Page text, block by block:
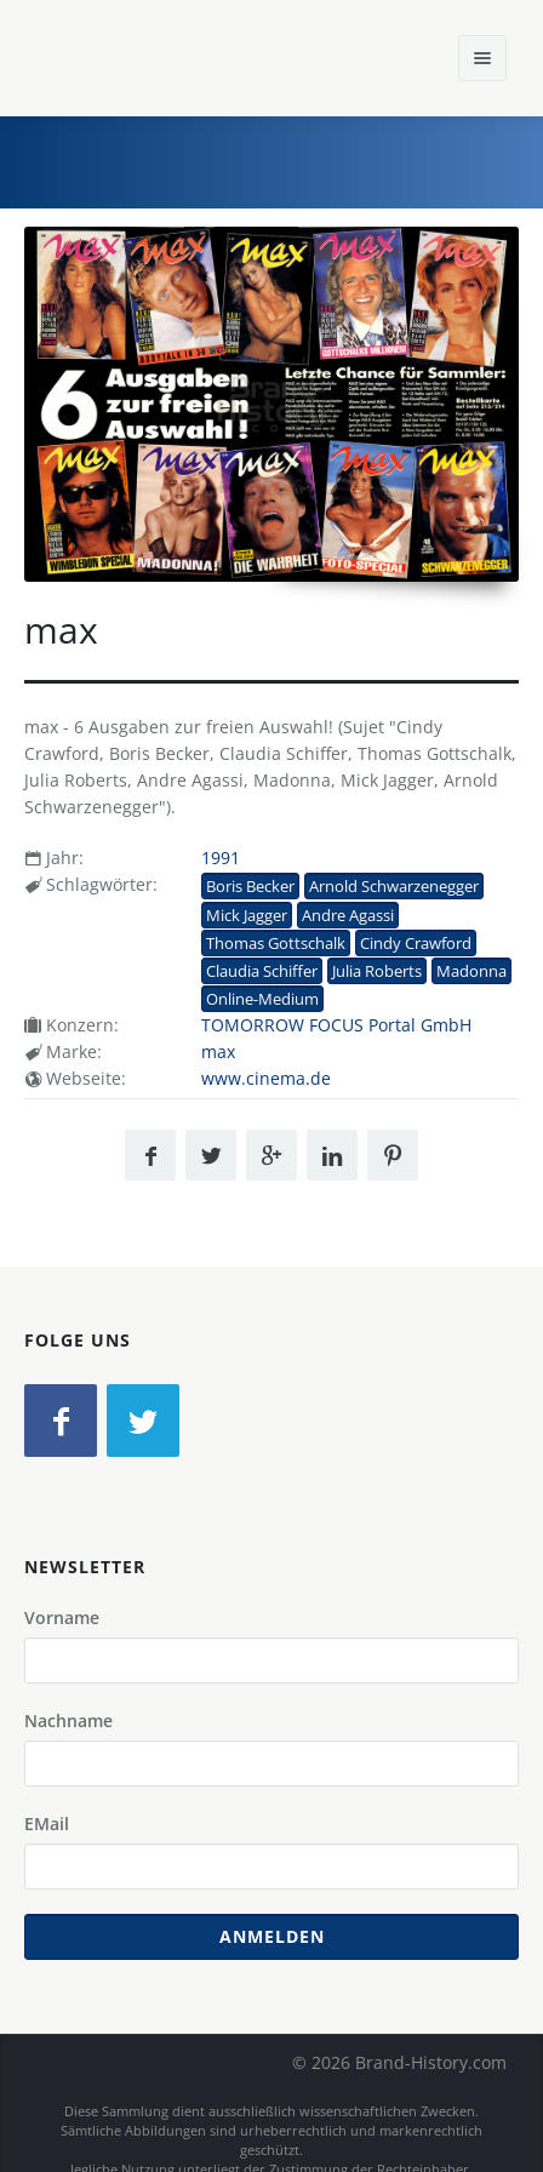
Home
Einst und Heute
Marken
Konzerne
Epoche
max
max - 6 Ausgaben zur freien Auswahl! (Sujet "Cindy
Crawford, Boris Becker, Claudia Schiffer, Thomas Gottschalk,
Julia Roberts, Andre Agassi, Madonna, Mick Jagger, Arnold
Schwarzenegger").
Jahr:
1991
Schlagwörter:
Boris Becker
Arnold Schwarzenegger
Mick Jagger
Andre Agassi
Thomas Gottschalk
Cindy Crawford
Claudia Schiffer
Julia Roberts
Madonna
Online-Medium
Konzern:
TOMORROW FOCUS Portal GmbH
Marke:
max
Webseite:
www.cinema.de
FOLGE UNS
NEWSLETTER
Vorname
Nachname
EMail
ANMELDEN
© 2026 Brand-History.com
Diese Sammlung dient ausschließlich wissenschaftlichen Zwecken.
Sämtliche Abbildungen sind urheberrechtlich und markenrechtlich
geschützt.